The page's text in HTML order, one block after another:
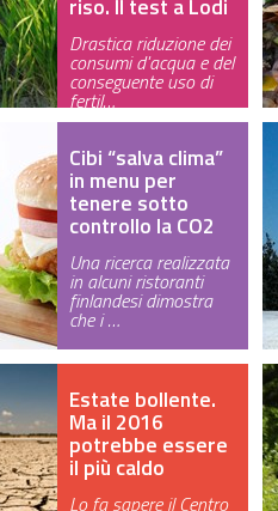
riso. Il test a Lodi
Drastica riduzione dei
consumi d'acqua e del
conseguente uso di
fertil…
Cibi “salva clima”
in menu per
tenere sotto
controllo la CO2
Una ricerca realizzata
in alcuni ristoranti
finlandesi dimostra
che i …
Estate bollente.
Ma il 2016
potrebbe essere
il più caldo
Lo fa sapere il Centro